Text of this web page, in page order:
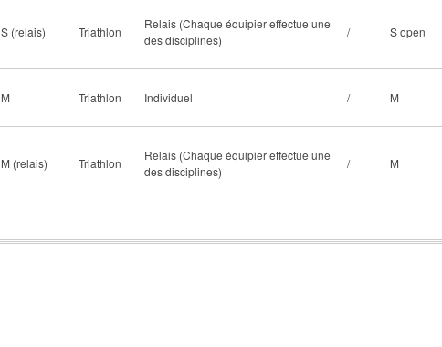
S (relais) Triathlon
Relais (Chaque équipier effectue une
des disciplines)
/ S open
M Triathlon Individuel / M
M (relais) Triathlon
Relais (Chaque équipier effectue une
des disciplines)
/ M